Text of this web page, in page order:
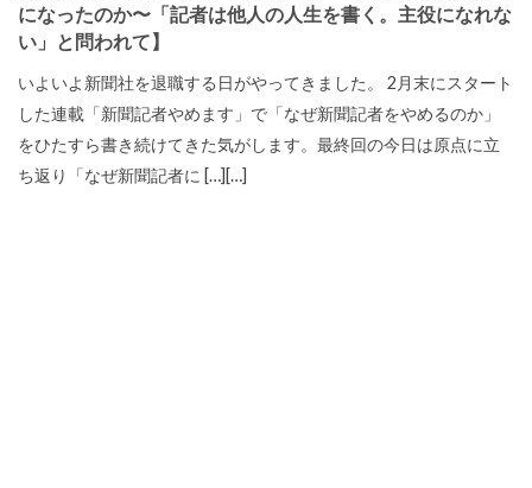
になったのか〜「記者は他人の人生を書く。主役になれな
い」と問われて】
いよいよ新聞社を退職する日がやってきました。 2月末にスタート
した連載「新聞記者やめます」で「なぜ新聞記者をやめるのか」
をひたすら書き続けてきた気がします。最終回の今日は原点に立
ち返り「なぜ新聞記者に […][…]